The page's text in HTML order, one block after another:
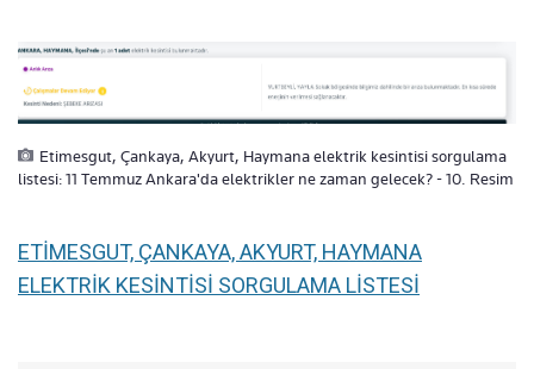
Etimesgut, Çankaya, Akyurt, Haymana elektrik kesintisi sorgulama
listesi: 11 Temmuz Ankara'da elektrikler ne zaman gelecek? - 10. Resim
ETİMESGUT, ÇANKAYA, AKYURT, HAYMANA
ELEKTRİK KESİNTİSİ SORGULAMA LİSTESİ